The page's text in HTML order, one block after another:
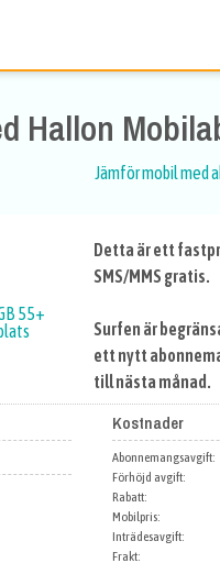
Hallon
Jämför mobil med
55+
Detta är ett
SMS/MMS gratis.
Surfen är
ett nytt
till nästa månad.
Kostnader
Abonnemangsavgift:
Förhöjd avgift:
Rabatt:
Mobilpris:
Inträdesavgift:
Frakt: